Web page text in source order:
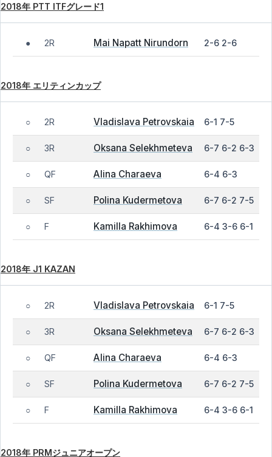
2018年 PTT ITFグレード1
● 2R Mai Napatt Nirundorn 2-6 2-6
2018年 エリティンカップ
○ 2R Vladislava Petrovskaia 6-1 7-5
○ 3R Oksana Selekhmeteva 6-7 6-2 6-3
○ QF Alina Charaeva 6-4 6-3
○ SF Polina Kudermetova 6-7 6-2 7-5
○ F Kamilla Rakhimova 6-4 3-6 6-1
2018年 J1 KAZAN
○ 2R Vladislava Petrovskaia 6-1 7-5
○ 3R Oksana Selekhmeteva 6-7 6-2 6-3
○ QF Alina Charaeva 6-4 6-3
○ SF Polina Kudermetova 6-7 6-2 7-5
○ F Kamilla Rakhimova 6-4 3-6 6-1
2018年 PRMジュニアオープン